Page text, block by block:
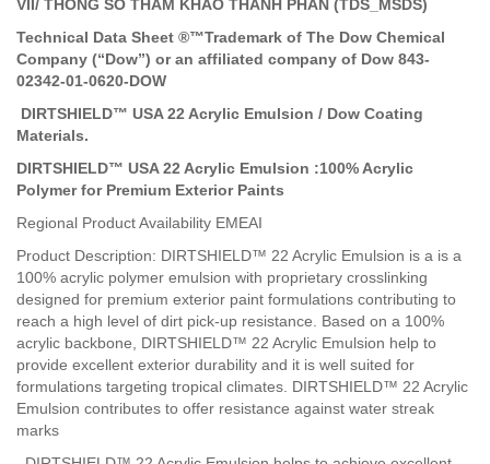
VII/ THÔNG SỐ THAM KHẢO THÀNH PHẦN (TDS_MSDS)
Technical Data Sheet ®™Trademark of The Dow Chemical
Company (“Dow”) or an affiliated company of Dow 843-
02342-01-0620-DOW
DIRTSHIELD™ USA 22 Acrylic Emulsion / Dow Coating
Materials.
DIRTSHIELD™ USA 22 Acrylic Emulsion :100% Acrylic
Polymer for Premium Exterior Paints
Regional Product Availability EMEAI
Product Description: DIRTSHIELD™ 22 Acrylic Emulsion is a is a
100% acrylic polymer emulsion with proprietary crosslinking
designed for premium exterior paint formulations contributing to
reach a high level of dirt pick-up resistance. Based on a 100%
acrylic backbone, DIRTSHIELD™ 22 Acrylic Emulsion help to
provide excellent exterior durability and it is well suited for
formulations targeting tropical climates. DIRTSHIELD™ 22 Acrylic
Emulsion contributes to offer resistance against water streak
marks